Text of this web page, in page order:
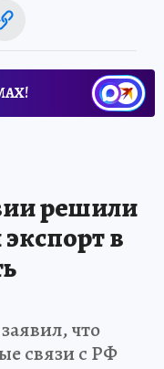
решили
в
что
связи с РФ